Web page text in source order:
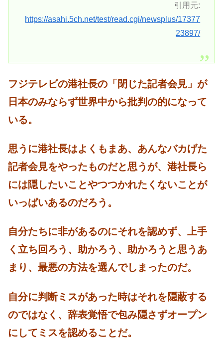
引用元:
https://asahi.5ch.net/test/read.cgi/newsplus/17377
23897/
フジテレビの港社長の「閉じた記者会見」が
日本のみならず世界中から批判の的になって
いる。
思うに港社長はよくもまあ、あんなバカげた
記者会見をやったものだと思うが、 港社長ら
には隠したいことやつつかれたくないことが
いっぱいあるのだろう。
自分たちに非があるのにそれを認めず、上手
く立ち回ろう、助かろう、助かろうと思うあ
まり、最悪の方法を選んでしまったのだ。
自分に判断ミスがあった時はそれを隠蔽する
のではなく、辞表覚悟で包み隠さずオープン
にしてミスを認めることだ。